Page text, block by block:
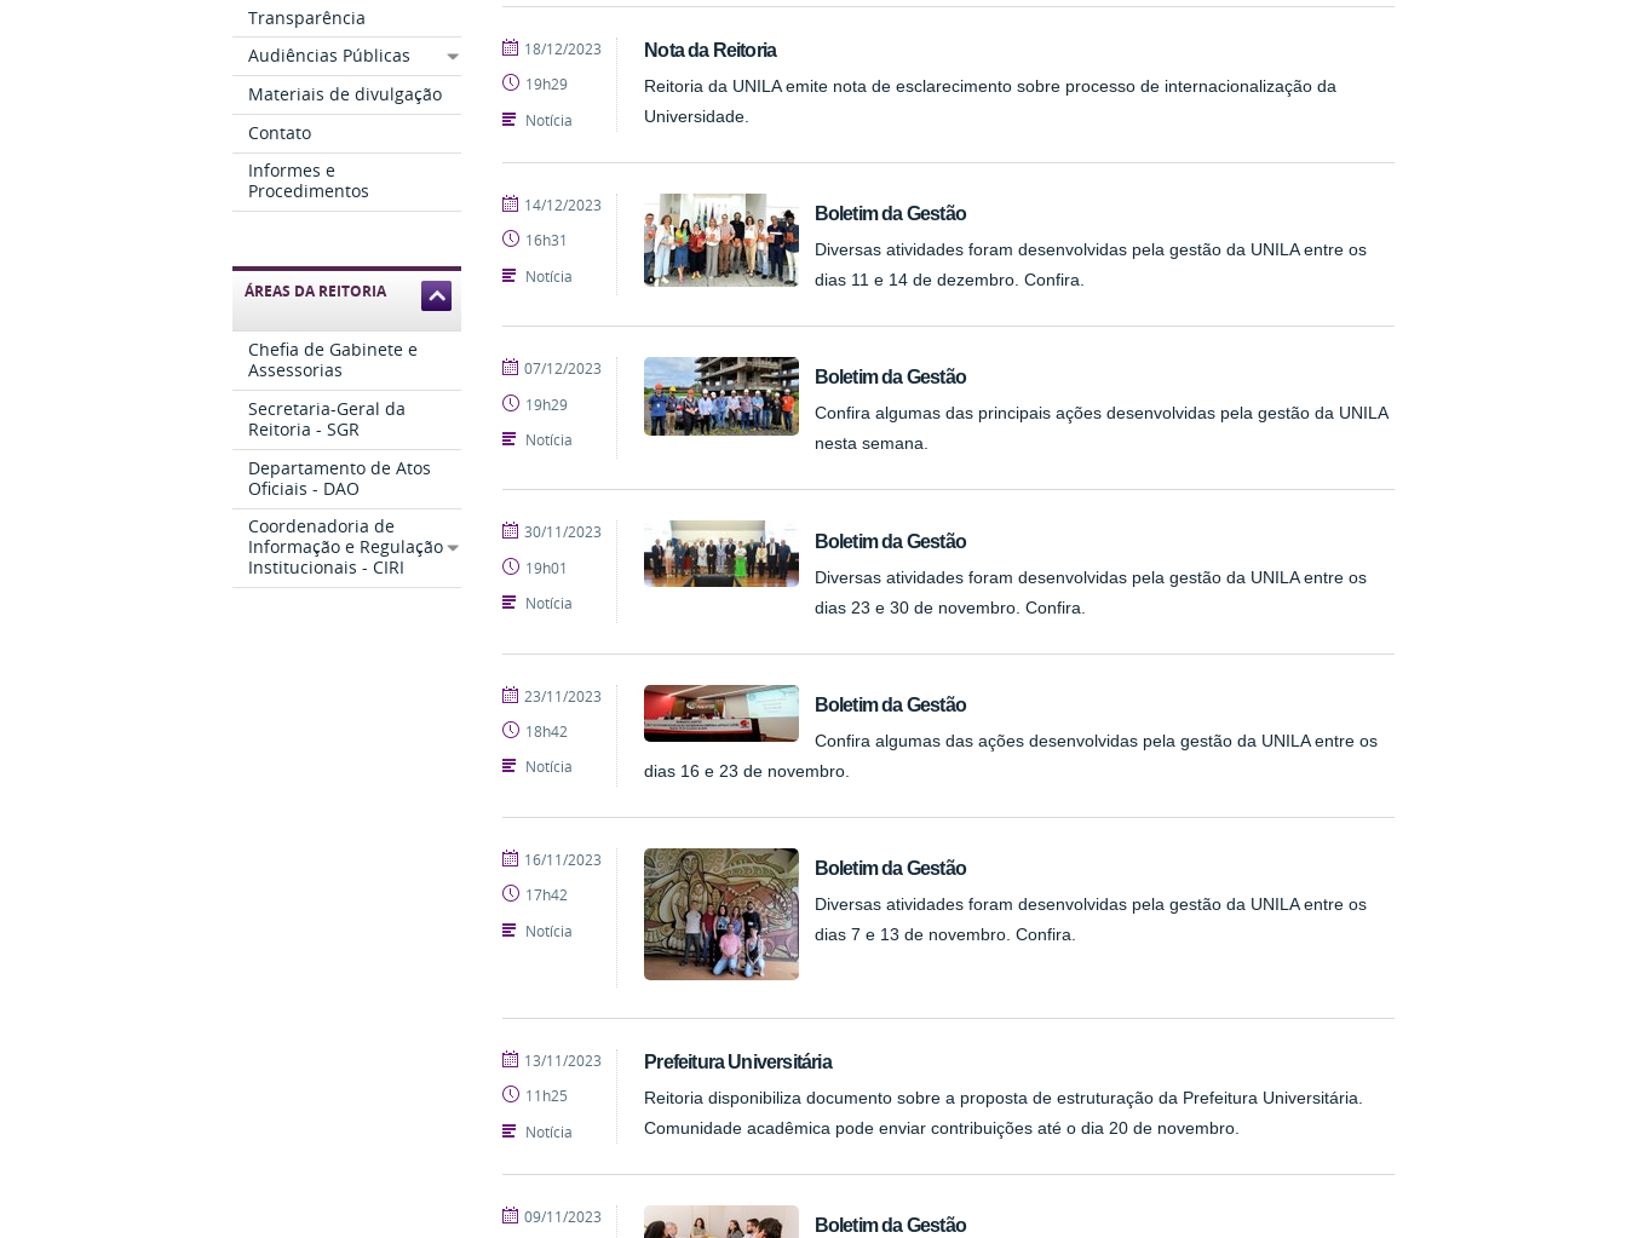
Transparência
Audiências Públicas
Materiais de divulgação
Contato
Informes e
Procedimentos
ÁREAS DA REITORIA
Chefia de Gabinete e
Assessorias
Secretaria-Geral da
Reitoria - SGR
Departamento de Atos
Oficiais - DAO
Coordenadoria de
Informação e Regulação
Institucionais - CIRI
Nota da Reitoria
Reitoria da UNILA emite nota de esclarecimento sobre processo de internacionalização da
Universidade.
publicado
18/12/2023
19h29
Notícia
Boletim da Gestão
Diversas atividades foram desenvolvidas pela gestão da UNILA entre os
dias 11 e 14 de dezembro. Confira.
publicado
14/12/2023
16h31
Notícia
Boletim da Gestão
Confira algumas das principais ações desenvolvidas pela gestão da UNILA
nesta semana.
publicado
07/12/2023
19h29
Notícia
Boletim da Gestão
Diversas atividades foram desenvolvidas pela gestão da UNILA entre os
dias 23 e 30 de novembro. Confira.
publicado
30/11/2023
19h01
Notícia
Boletim da Gestão
Confira algumas das ações desenvolvidas pela gestão da UNILA entre os
dias 16 e 23 de novembro.
publicado
23/11/2023
18h42
Notícia
Boletim da Gestão
Diversas atividades foram desenvolvidas pela gestão da UNILA entre os
dias 7 e 13 de novembro. Confira.
publicado
16/11/2023
17h42
Notícia
Prefeitura Universitária
Reitoria disponibiliza documento sobre a proposta de estruturação da Prefeitura Universitária.
Comunidade acadêmica pode enviar contribuições até o dia 20 de novembro.
publicado
13/11/2023
11h25
Notícia
Boletim da Gestão
publicado
09/11/2023